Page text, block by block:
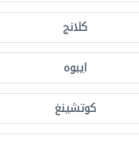
كلانج
ايبوه
كوتشينغ